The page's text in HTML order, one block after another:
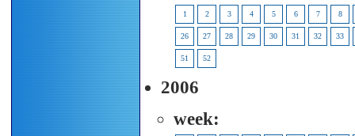
1 2 3 4 5 6 7 8
26 27 28 29 30 31 32 33
51 52
2006
week: